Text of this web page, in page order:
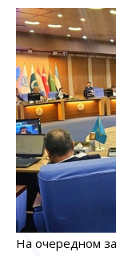
На очередном